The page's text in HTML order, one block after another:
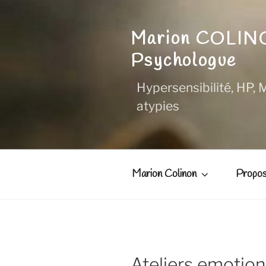
Marion
Psychologue
Hypersensibilité, HP,
atypies
Marion Colinon